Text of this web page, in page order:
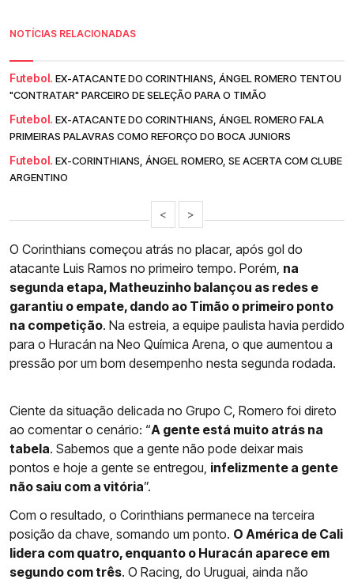
NOTÍCIAS RELACIONADAS
Futebol. EX-ATACANTE DO CORINTHIANS, ÁNGEL ROMERO TENTOU
"CONTRATAR" PARCEIRO DE SELEÇÃO PARA O TIMÃO
Futebol. EX-ATACANTE DO CORINTHIANS, ÁNGEL ROMERO FALA
PRIMEIRAS PALAVRAS COMO REFORÇO DO BOCA JUNIORS
Futebol. EX-CORINTHIANS, ÁNGEL ROMERO, SE ACERTA COM CLUBE
ARGENTINO
< >
O Corinthians começou atrás no placar, após gol do
atacante Luis Ramos no primeiro tempo. Porém, na
segunda etapa, Matheuzinho balançou as redes e
garantiu o empate, dando ao Timão o primeiro ponto
na competição. Na estreia, a equipe paulista havia perdido
para o Huracán na Neo Química Arena, o que aumentou a
pressão por um bom desempenho nesta segunda rodada.
Ciente da situação delicada no Grupo C, Romero foi direto
ao comentar o cenário: “A gente está muito atrás na
tabela. Sabemos que a gente não pode deixar mais
pontos e hoje a gente se entregou, infelizmente a gente
não saiu com a vitória”.
Com o resultado, o Corinthians permanece na terceira
posição da chave, somando um ponto. O América de Cali
lidera com quatro, enquanto o Huracán aparece em
segundo com três. O Racing, do Uruguai, ainda não